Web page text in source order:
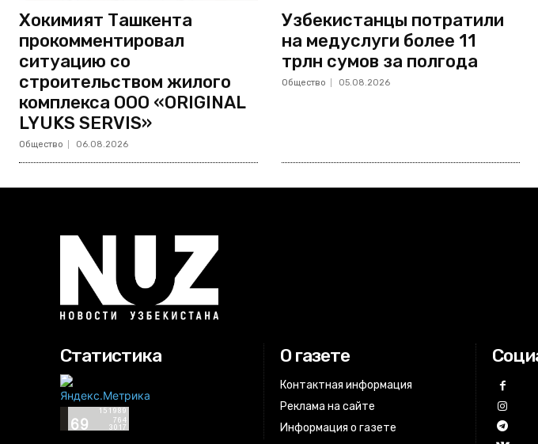
Хокимият Ташкента
прокомментировал
ситуацию со
строительством жилого
комплекса ООО «ORIGINAL
LYUKS SERVIS»
Общество 06.08.2026
Узбекистанцы потратили
на медуслуги более 11
трлн сумов за полгода
Общество 05.08.2026
Статистика О газете
Контактная информация
Реклама на сайте
Информация о газете